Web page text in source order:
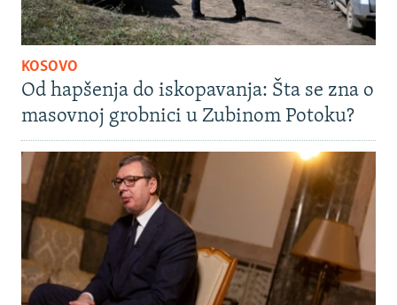
KOSOVO
Od hapšenja do iskopavanja: Šta se zna o
masovnoj grobnici u Zubinom Potoku?